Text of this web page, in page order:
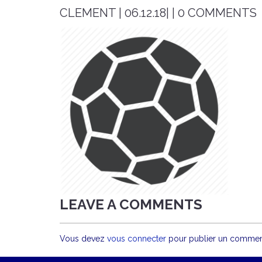
CLEMENT | 06.12.18| | 0 COMMENTS
LEAVE A COMMENTS
Vous devez vous connecter pour publier un